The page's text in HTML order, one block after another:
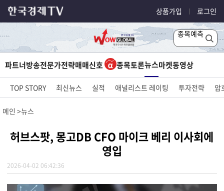
상품가입 로그인
종목예측
파트너방송전문가전략매매신호 종목토론뉴스마켓동영상
TOP STORY 최신뉴스 실적 애널리스트 레이팅 투자전략 암
메인 뉴스
허브스팟, 몽고DB CFO 마이크 베리 이사회에
영입
2026-04-02 06:42:36